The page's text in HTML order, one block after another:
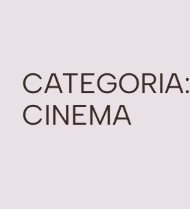
CATEGORIA:
CINEMA